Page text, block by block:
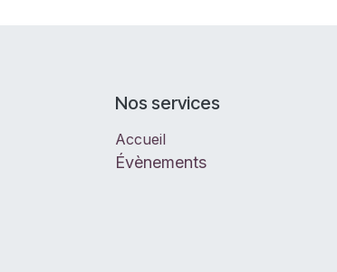
Nos services
Accueil
Évènements